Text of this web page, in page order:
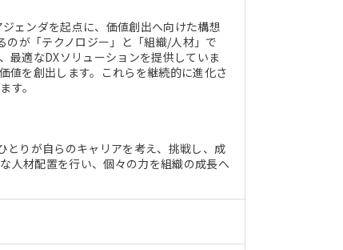
ェンダを起点に、価値創出へ向けた構想
のが「テクノロジー」と「組織/人材」で
最適なDXソリューションを提供していま
値を創出します。これらを継続的に進化さ
す。
とりが自らのキャリアを考え、挑戦し、成
人材配置を行い、個々の力を組織の成長へ